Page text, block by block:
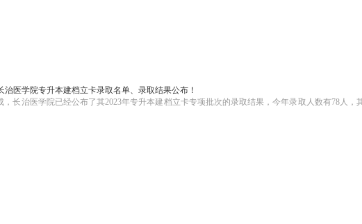
治医学院专升本建档立卡录取名单、录取结果公布！
长治医学院已经公布了其2023年专升本建档立卡专项批次的录取结果，今年录取人数有78人，